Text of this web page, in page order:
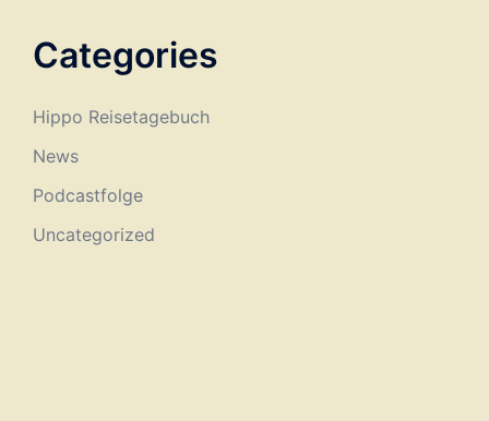
Categories
Hippo Reisetagebuch
News
Podcastfolge
Uncategorized